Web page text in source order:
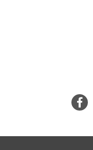
熊本地震義援金につ
キムチバイキングはお
牡蠣ジュルカレー、絶
絶品チャーシュー、お